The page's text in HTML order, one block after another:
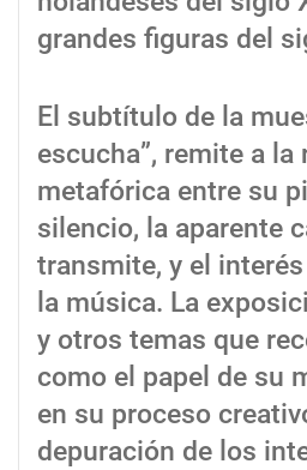
grandes figuras del
El subtítulo de la
escucha”, remite a la
metafórica entre su
silencio, la aparente
transmite, y el
la música. La
y otros temas que
como el papel de su
en su proceso
depuración de los